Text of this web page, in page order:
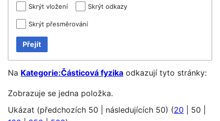
Skrýt vložení Skrýt odkazy
Skrýt přesměrování
Přejít
Na Kategorie:Částicová fyzika odkazují tyto stránky:
Zobrazuje se jedna položka.
Ukázat (předchozích 50 následujících 50) (20 50